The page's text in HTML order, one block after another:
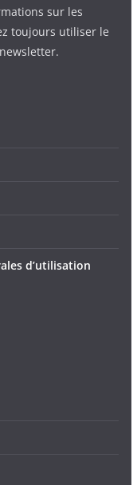
sur les
toujours utiliser le
d’utilisation